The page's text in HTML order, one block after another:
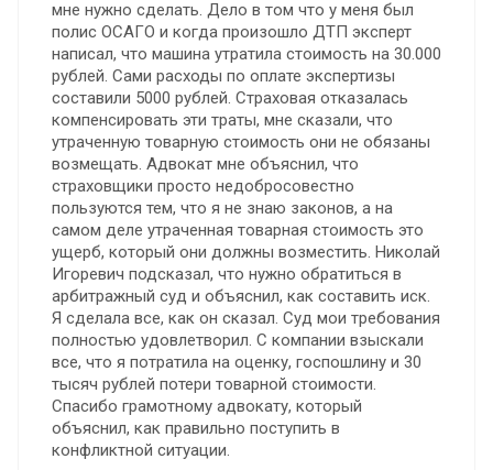
мне нужно сделать. Дело в том что у меня был
полис ОСАГО и когда произошло ДТП эксперт
написал, что машина утратила стоимость на 30.000
рублей. Сами расходы по оплате экспертизы
составили 5000 рублей. Страховая отказалась
компенсировать эти траты, мне сказали, что
утраченную товарную стоимость они не обязаны
возмещать. Адвокат мне объяснил, что
страховщики просто недобросовестно
пользуются тем, что я не знаю законов, а на
самом деле утраченная товарная стоимость это
ущерб, который они должны возместить. Николай
Игоревич подсказал, что нужно обратиться в
арбитражный суд и объяснил, как составить иск.
Я сделала все, как он сказал. Суд мои требования
полностью удовлетворил. С компании взыскали
все, что я потратила на оценку, госпошлину и 30
тысяч рублей потери товарной стоимости.
Спасибо грамотному адвокату, который
объяснил, как правильно поступить в
конфликтной ситуации.